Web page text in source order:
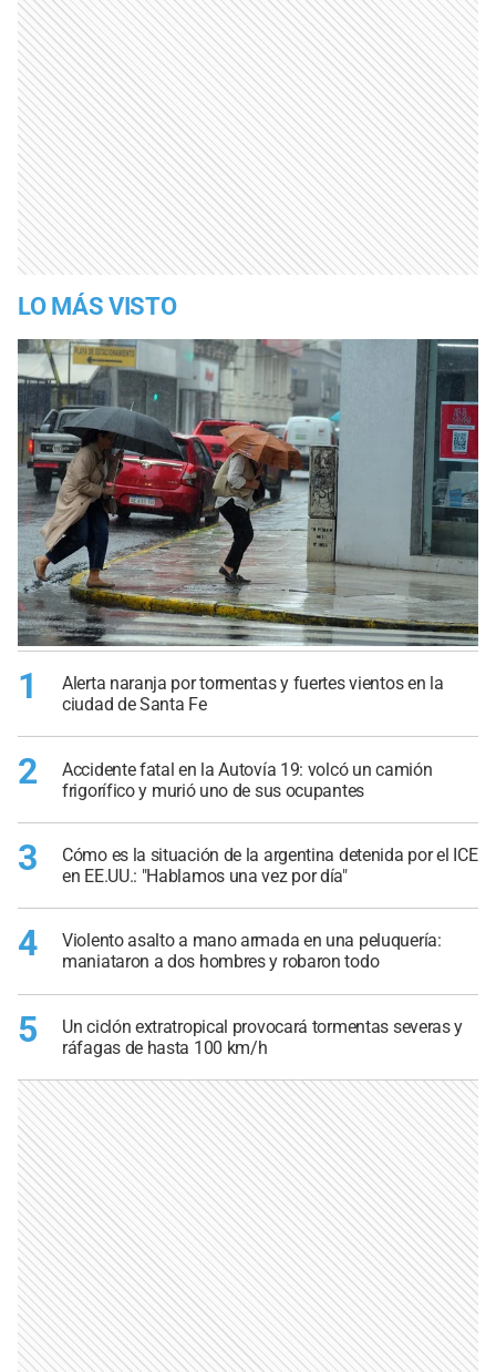
LO MÁS VISTO
1
Alerta naranja por tormentas y fuertes vientos en la
ciudad de Santa Fe
2
Accidente fatal en la Autovía 19: volcó un camión
frigorífico y murió uno de sus ocupantes
3
Cómo es la situación de la argentina detenida por el ICE
en EE.UU.: "Hablamos una vez por día"
4
Violento asalto a mano armada en una peluquería:
maniataron a dos hombres y robaron todo
5
Un ciclón extratropical provocará tormentas severas y
ráfagas de hasta 100 km/h